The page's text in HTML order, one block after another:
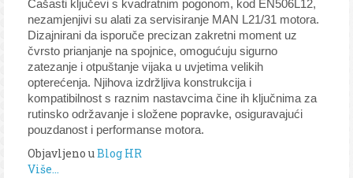
Čašasti ključevi s kvadratnim pogonom, kod EN506L12,
nezamjenjivi su alati za servisiranje MAN L21/31 motora.
Dizajnirani da isporuče precizan zakretni moment uz
čvrsto prianjanje na spojnice, omogućuju sigurno
zatezanje i otpuštanje vijaka u uvjetima velikih
opterećenja. Njihova izdržljiva konstrukcija i
kompatibilnost s raznim nastavcima čine ih ključnima za
rutinsko održavanje i složene popravke, osiguravajući
pouzdanost i performanse motora.
Objavljeno uBlog HR
Više...